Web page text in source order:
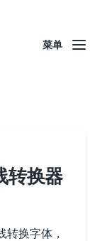
菜单
转换器
换字体，